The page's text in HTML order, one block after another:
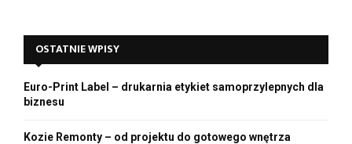
f
o
r
E
A
OSTATNIE WPISY
Euro-Print Label – drukarnia etykiet samoprzylepnych dla
biznesu
Kozie Remonty – od projektu do gotowego wnętrza